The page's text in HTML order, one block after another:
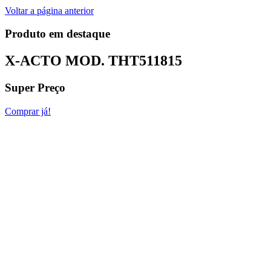
Voltar a página anterior
Produto em destaque
X-ACTO MOD. THT511815
Super Preço
Comprar já!